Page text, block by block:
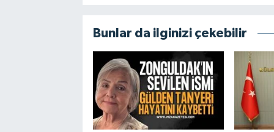
Bunlar da ilginizi çekebilir